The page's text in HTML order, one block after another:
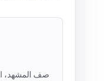
صف المشهد،